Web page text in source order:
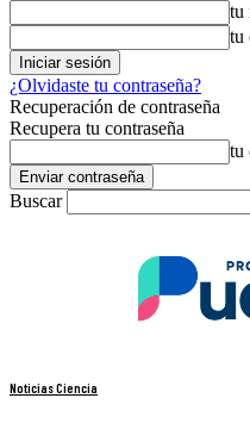
tu
tu
¿Olvidaste tu contraseña?
Recuperación de contraseña
Recupera tu contraseña
tu
Buscar
Noticias Ciencia